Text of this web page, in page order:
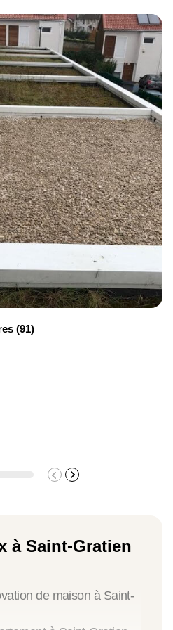
(91)
à Saint-Gratien
de maison à Saint-